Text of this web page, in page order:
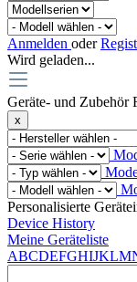
Anmelden oder
Wird geladen...
Geräte- und Zubehör
x
Personalisierte
Device History
Meine Geräteliste
ABCDEFGHIJKLM